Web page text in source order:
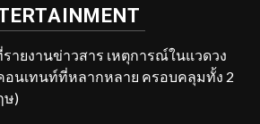
ายงานข่าวสาร เหตุการณ์ในแวดวง
อนเทนท์ที่หลากหลาย ครอบคลุมทั้ง 2
ษ)